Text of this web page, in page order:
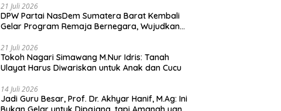
21 Juli 2026
DPW Partai NasDem Sumatera Barat Kembali
Gelar Program Remaja Bernegara, Wujudkan
21 Juli 2026
Tokoh Nagari Simawang M.Nur Idris: Tanah
Ulayat Harus Diwariskan untuk Anak dan Cucu
14 Juli 2026
Jadi Guru Besar, Prof. Dr. Akhyar Hanif, M.Ag: Ini